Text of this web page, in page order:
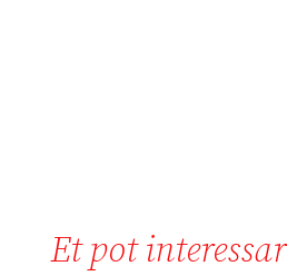
Et pot interessar